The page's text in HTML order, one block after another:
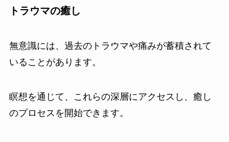
トラウマの癒し
無意識には、過去のトラウマや痛みが蓄積されて
いることがあります。
瞑想を通じて、これらの深層にアクセスし、癒し
のプロセスを開始できます。